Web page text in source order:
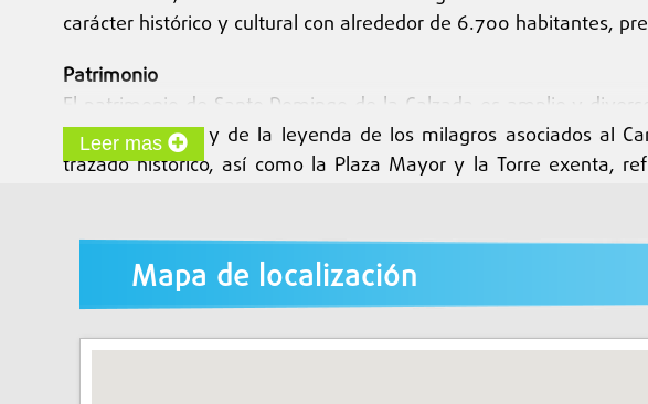
carácter histórico y cultural con alrededor de 6.700 habitantes,
Patrimonio
El patrimonio de Santo Domingo de la Calzada es amplio y
de su fundador y de la leyenda de los milagros asociados al
trazado histórico, así como la Plaza Mayor y la Torre exenta,
Camino de Santiago
Santo Domingo de la Calzada constituye un punto
fundada en 1106, y el albergue de la Abadía de Nuestra
Leer mas
Mapa de localización